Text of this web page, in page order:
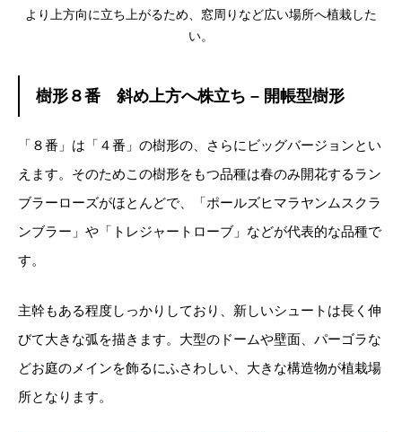
より上方向に立ち上がるため、窓周りなど広い場所へ植栽した
い。
樹形８番 斜め上方へ株立ち – 開帳型樹形
「８番」は「４番」の樹形の、さらにビッグバージョンとい
えます。そのためこの樹形をもつ品種は春のみ開花するラン
ブラーローズがほとんどで、「ポールズヒマラヤンムスクラ
ンブラー」や「トレジャートローブ」などが代表的な品種で
す。
主幹もある程度しっかりしており、新しいシュートは長く伸
びて大きな弧を描きます。大型のドームや壁面、パーゴラな
どお庭のメインを飾るにふさわしい、大きな構造物が植栽場
所となります。